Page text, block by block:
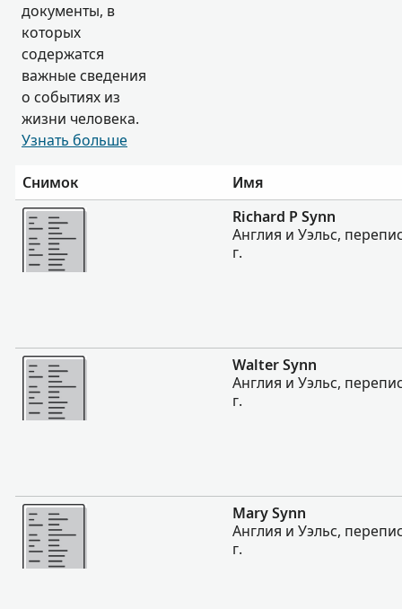
документы, в
которых
содержатся
важные сведения
о событиях из
жизни человека.
Узнать больше
Снимок
Имя
Больше
Richard P Synn
Англия и Уэльс,
г.
Больше
Walter Synn
Англия и Уэльс,
г.
Больше
Mary Synn
Англия и Уэльс,
г.